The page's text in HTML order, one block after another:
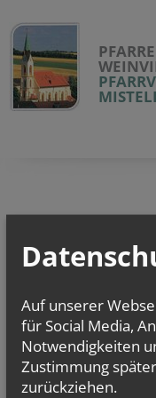
Auf unserer
für Social Media,
Notwendigkeiten
Zustimmung
zurückziehen.